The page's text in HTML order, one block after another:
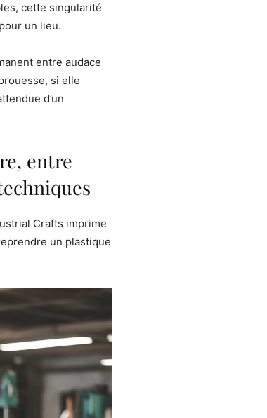
cette singularité
un lieu.
entre audace
si elle
d’un
entre
Crafts imprime
un plastique